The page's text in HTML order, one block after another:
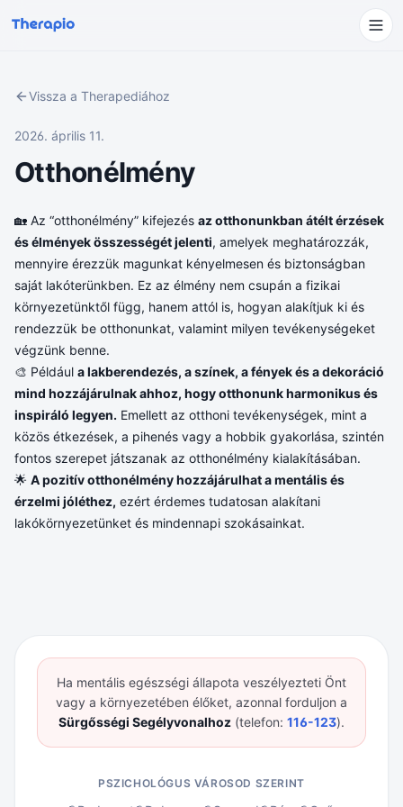
Vissza a Therapediához
2026. április 11.
Otthonélmény
🏡 Az “otthonélmény” kifejezés az otthonunkban átélt érzések
és élmények összességét jelenti, amelyek meghatározzák,
mennyire érezzük magunkat kényelmesen és biztonságban
saját lakóterünkben. Ez az élmény nem csupán a fizikai
környezetünktől függ, hanem attól is, hogyan alakítjuk ki és
rendezzük be otthonunkat, valamint milyen tevékenységeket
végzünk benne.
🎨 Például a lakberendezés, a színek, a fények és a dekoráció
mind hozzájárulnak ahhoz, hogy otthonunk harmonikus és
inspiráló legyen. Emellett az otthoni tevékenységek, mint a
közös étkezések, a pihenés vagy a hobbik gyakorlása, szintén
fontos szerepet játszanak az otthonélmény kialakításában.
🌟 A pozitív otthonélmény hozzájárulhat a mentális és
érzelmi jóléthez, ezért érdemes tudatosan alakítani
lakókörnyezetünket és mindennapi szokásainkat.
Ha mentális egészségi állapota veszélyezteti Önt
vagy a környezetében élőket, azonnal forduljon a
Sürgősségi Segélyvonalhoz (telefon: 116-123).
PSZICHOLÓGUS VÁROSOD SZERINT